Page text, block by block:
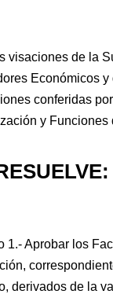
visaciones de la
Económicos
conferidas
y Funciones
1.- Aprobar los
derivados de la